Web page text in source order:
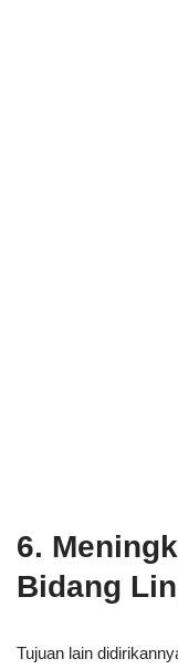
6.
Bidang
Tujuan lain